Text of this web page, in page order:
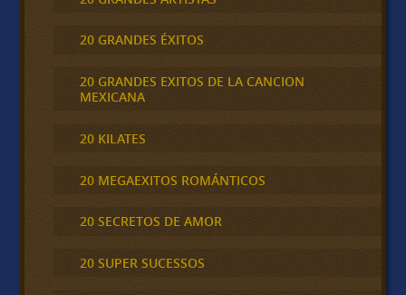
20 GRANDES ÉXITOS
20 GRANDES EXITOS DE LA CANCION
MEXICANA
20 KILATES
20 MEGAEXITOS ROMÁNTICOS
20 SECRETOS DE AMOR
20 SUPER SUCESSOS